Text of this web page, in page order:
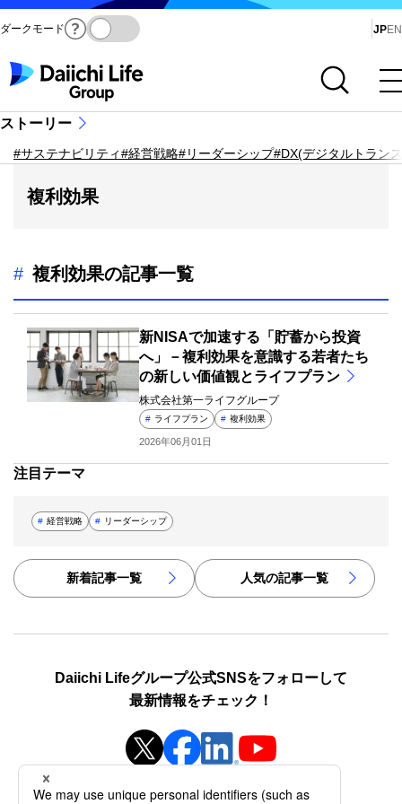
ダークモード JPEN
サイト内検索を開く
メインメニューを開く
ストーリー
#サステナビリティ#経営戦略#リーダーシップ#DX(デジタルトラン
複利効果
# 複利効果の記事一覧
新NISAで加速する「貯蓄から投資
へ」－複利効果を意識する若者たち
の新しい価値観とライフプラン
株式会社第一ライフグループ
# ライフプラン # 複利効果
2026年06月01日
注目テーマ
# 経営戦略 # リーダーシップ
新着記事一覧 人気の記事一覧
Daiichi Lifeグループ公式SNSをフォローして
最新情報をチェック！
新規ウィンドウを開きます
新規ウィンドウを開きます
新規ウィンドウを開きます
新規ウィンドウを開